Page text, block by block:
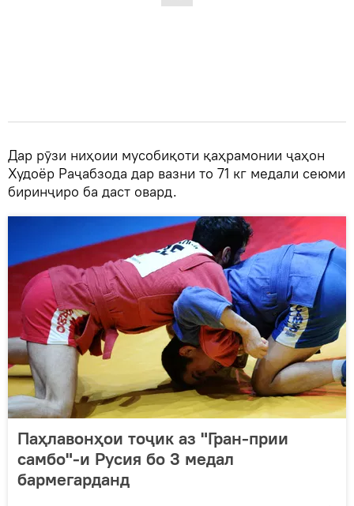
Дар рӯзи ниҳоии мусобиқоти қаҳрамонии ҷаҳон
Худоёр Раҷабзода дар вазни то 71 кг медали сеюми
биринҷиро ба даст овард.
Паҳлавонҳои тоҷик аз "Гран-прии
самбо"-и Русия бо 3 медал
бармегарданд